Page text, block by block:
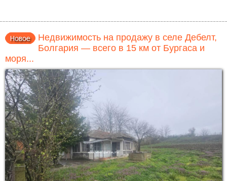
Недвижимость на продажу в селе Дебелт,
Болгария — всего в 15 км от Бургаса и
моря...